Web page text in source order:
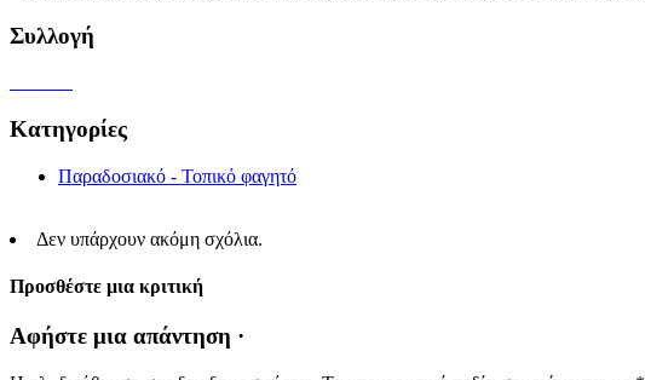
Συλλογή
Κατηγορίες
Παραδοσιακό - Τοπικό φαγητό
Δεν υπάρχουν ακόμη σχόλια.
Προσθέστε μια κριτική
Αφήστε μια απάντηση ·